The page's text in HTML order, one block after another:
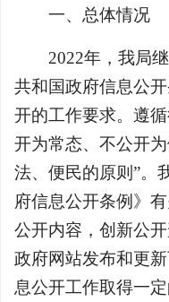
一、总体情况
2022年，我局
共和国政府信息公
开的工作要求。遵
开为常态、不公开
法、便民的原则”。
府信息公开条例》
公开内容，创新公
政府网站发布和更
息公开工作取得一定